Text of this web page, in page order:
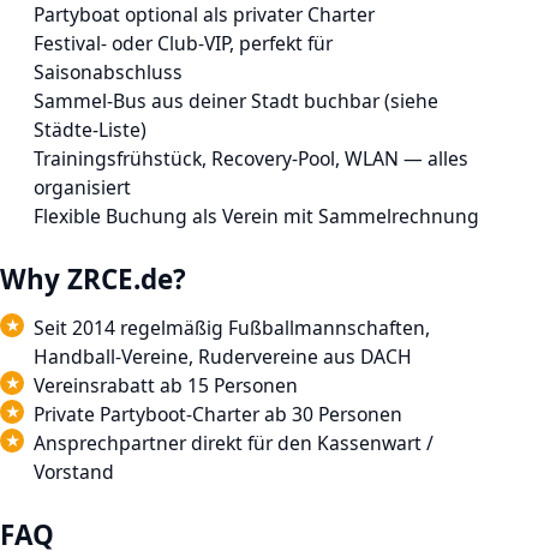
Partyboat optional als privater Charter
Festival- oder Club-VIP, perfekt für
Saisonabschluss
Sammel-Bus aus deiner Stadt buchbar (siehe
Städte-Liste)
Trainingsfrühstück, Recovery-Pool, WLAN — alles
organisiert
Flexible Buchung als Verein mit Sammelrechnung
Why ZRCE.de?
Seit 2014 regelmäßig Fußballmannschaften,
Handball-Vereine, Rudervereine aus DACH
Vereinsrabatt ab 15 Personen
Private Partyboot-Charter ab 30 Personen
Ansprechpartner direkt für den Kassenwart /
Vorstand
FAQ